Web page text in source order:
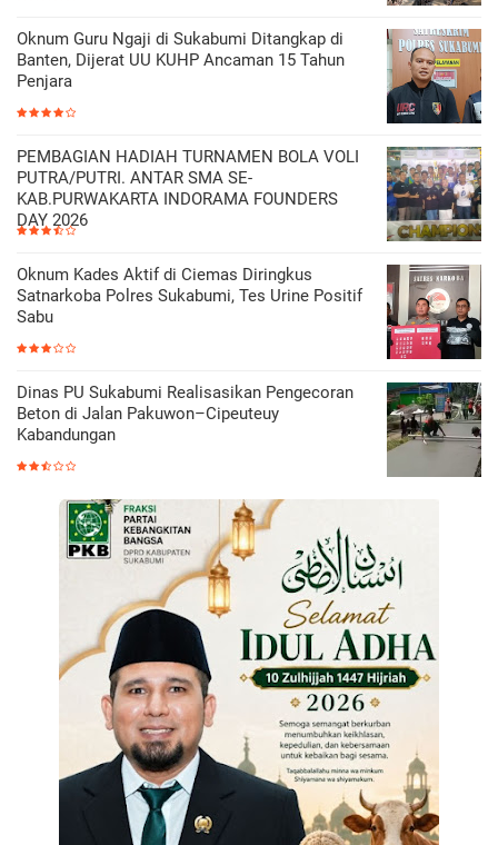
Oknum Guru Ngaji di Sukabumi Ditangkap di
Banten, Dijerat UU KUHP Ancaman 15 Tahun
Penjara
PEMBAGIAN HADIAH TURNAMEN BOLA VOLI
PUTRA/PUTRI. ANTAR SMA SE-
KAB.PURWAKARTA INDORAMA FOUNDERS
DAY 2026
Oknum Kades Aktif di Ciemas Diringkus
Satnarkoba Polres Sukabumi, Tes Urine Positif
Sabu
Dinas PU Sukabumi Realisasikan Pengecoran
Beton di Jalan Pakuwon–Cipeuteuy
Kabandungan